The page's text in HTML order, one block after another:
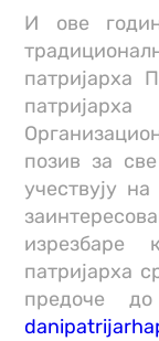
И ове
патријарха
позив за
учествују
патријарха
предоче